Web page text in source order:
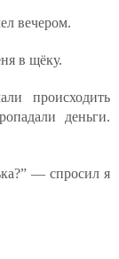
вечером.
в щёку.
происходить
деньги.
— спросил я